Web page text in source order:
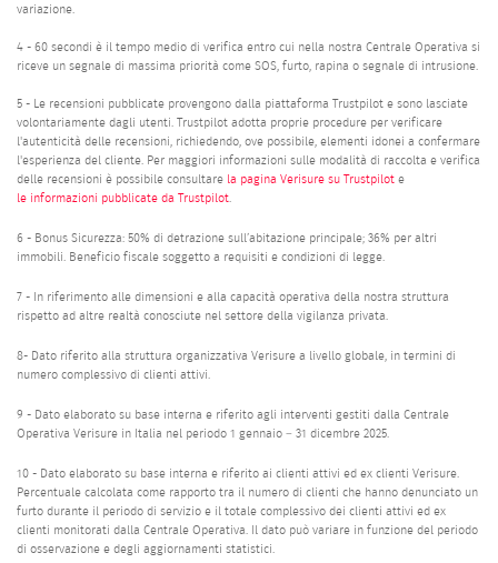
variazione.
4 - 60 secondi è il tempo medio di verifica entro cui nella nostra Centrale Operativa si
riceve un segnale di massima priorità come SOS, furto, rapina o segnale di intrusione.
5 - Le recensioni pubblicate provengono dalla piattaforma Trustpilot e sono lasciate
volontariamente dagli utenti. Trustpilot adotta proprie procedure per verificare
l'autenticità delle recensioni, richiedendo, ove possibile, elementi idonei a confermare
l'esperienza del cliente. Per maggiori informazioni sulle modalità di raccolta e verifica
delle recensioni è possibile consultare la pagina Verisure su Trustpilot e
le informazioni pubblicate da Trustpilot
6 - Bonus Sicurezza: 50% di detrazione sull’abitazione principale; 36% per altri
immobili. Beneficio fiscale soggetto a requisiti e condizioni di legge.
7 - In riferimento alle dimensioni e alla capacità operativa della nostra struttura
rispetto ad altre realtà conosciute nel settore della vigilanza privata.
8- Dato riferito alla struttura organizzativa Verisure a livello globale, in termini di
numero complessivo di clienti attivi.
9 - Dato elaborato su base interna e riferito agli interventi gestiti dalla Centrale
Operativa Verisure in Italia nel periodo 1 gennaio – 31 dicembre 2025.
10 - Dato elaborato su base interna e riferito ai clienti attivi ed ex clienti Verisure.
Percentuale calcolata come rapporto tra il numero di clienti che hanno denunciato un
furto durante il periodo di servizio e il totale complessivo dei clienti attivi ed ex
clienti monitorati dalla Centrale Operativa. Il dato può variare in funzione del periodo
di osservazione e degli aggiornamenti statistici.